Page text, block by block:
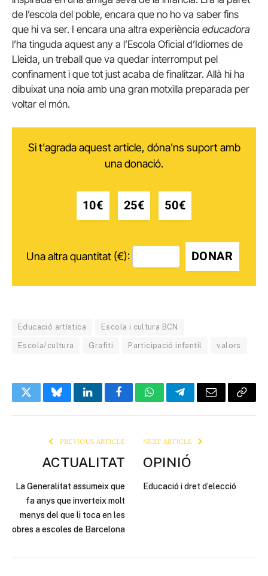
de l’escola del poble, encara que no ho va saber fins
que hi va ser. I encara una altra experiència educadora
l’ha tinguda aquest any a l’Escola Oficial d’Idiomes de
Lleida, un treball que va quedar interromput pel
confinament i que tot just acaba de finalitzar. Allà hi ha
dibuixat una noia amb una gran motxilla preparada per
voltar el món.
Si t'agrada aquest article, dóna'ns suport amb
una donació.
10€ 25€ 50€
Una altra quantitat (€): DONAR
Educació artística Escola i cultura BCN
Escola/cultura Grafiti Participació infantil valors
TwitterBlueskyLinkedInFacebookWhatsAppTelegramEmail Copy
PREVIOUS ARTICLE
ACTUALITAT
La Generalitat assumeix que
fa anys que inverteix molt
menys del que li toca en les
obres a escoles de Barcelona
NEXT ARTICLE
OPINIÓ
Educació i dret d’elecció